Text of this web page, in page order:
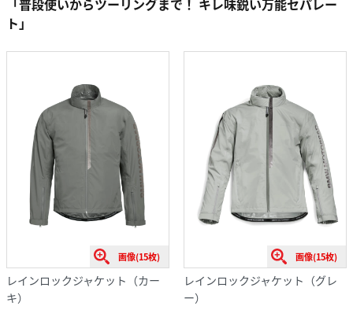
「普段使いからツーリングまで！ キレ味鋭い万能セパレー
ト」
画像(15枚)
レインロックジャケット（カー
キ）
画像(15枚)
レインロックジャケット（グレ
ー）